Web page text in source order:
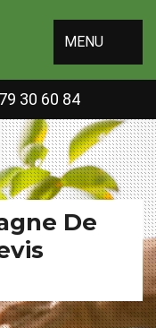
MENU
30 60 84
De